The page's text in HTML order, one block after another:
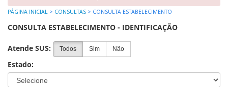
PÁGINA INICIAL > CONSULTAS > CONSULTA ESTABELECIMENTO
CONSULTA ESTABELECIMENTO - IDENTIFICAÇÃO
Atende SUS: Todos Sim Não
Estado: